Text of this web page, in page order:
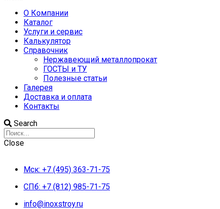
О Компании
Каталог
Услуги и сервис
Калькулятор
Справочник
Нержавеющий металлопрокат
ГОСТЫ и ТУ
Полезные статьи
Галерея
Доставка и оплата
Контакты
Search
Close
Мск: +7 (495) 363-71-75
СПб: +7 (812) 985-71-75
info@inoxstroy.ru